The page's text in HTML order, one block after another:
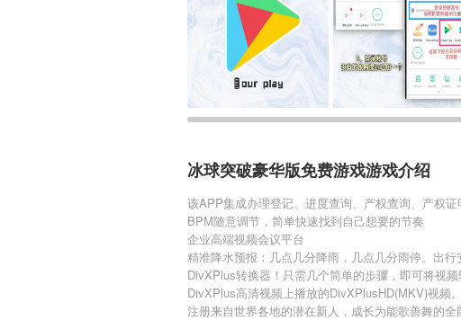
冰球突破豪华版免费游戏游戏介绍
该APP集成办理登记、进度查询、产权查询、产权证
BPM随意调节，简单快速找到自己想要的节奏
企业高端视频会议平台
精准降水预报：几点几分降雨，几点几分雨停。出行
DivXPlus转换器！只需几个简单的步骤，即可将视
DivXPlus高清视频上播放的DivXPlusHD(MKV)视频。
注册来自世界各地的潜在新人，成长为能歌善舞的全